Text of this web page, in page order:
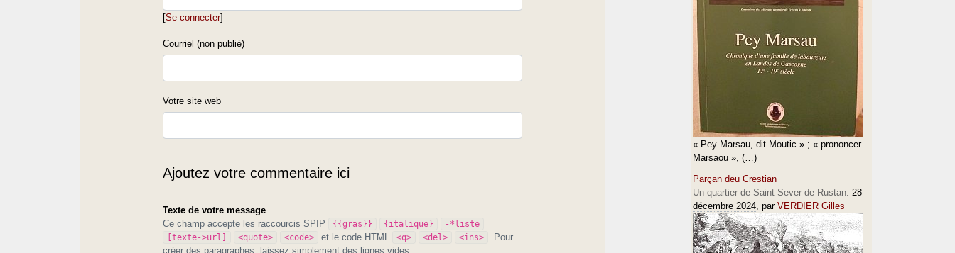
[Se connecter]
Courriel (non publié)
Votre site web
Ajoutez votre commentaire ici
Texte de votre message
Ce champ accepte les raccourcis SPIP
{{gras}} {italique}
-*liste
[texte->url]
<quote> <code> et le code HTML <q> <del> <ins>
. Pour
créer des paragraphes, laissez simplement des lignes vides.
« Pey Marsau, dit Moutic » ; « prononcer
Marsaou », (…)
Parçan deu Crestian
Un quartier de Saint Sever de Rustan. 28
décembre 2024, par VERDIER Gilles